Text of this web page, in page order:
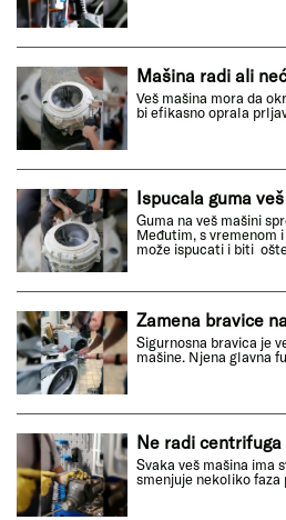
Mašina radi ali
Veš mašina mora da
bi efikasno oprala
Ispucala guma
Guma na veš mašini
Međutim, s vremenom
može ispucati i biti
Zamena bravice
Sigurnosna bravica je
mašine. Njena glavna
Ne radi centrifuga
Svaka veš mašina ima
smenjuje nekoliko faza